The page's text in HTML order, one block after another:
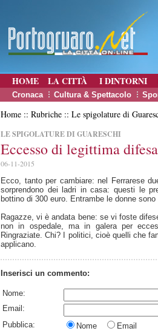
HOME LA CITTÀ I DINTORNI
Cronaca Cultura & Spettacolo
Home :: Rubriche :: Le spigolature di
LE SPIGOLATURE DI GUARESCHI
Eccesso di legittima difesa
06-11-2015
Ecco, tanto per cambiare: nel Ferrarese
sorprendono dei ladri in casa: questi le
bottino di 300 euro. Entrambe le donne
Ragazze, vi è andata bene: se vi foste
non in ospedale, ma in galera per
Ringraziate. Chi? I politici, cioè quelli che
applicano.
Inserisci un commento:
Nome:
Email:
Pubblica:
Nome
Email